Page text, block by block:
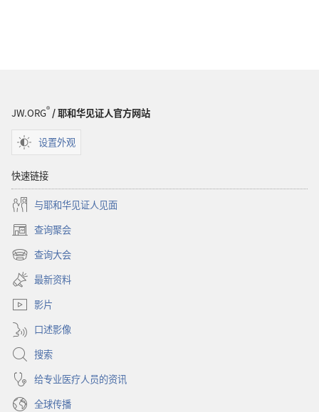
JW.ORG®/ 耶和华见证人官方网站
设置外观
快速链接
与耶和华见证人见面
查询聚会
（打
开
新
窗
口）
查询大会
（打
开
新
窗
最新资料
影片
口述影像
搜索
给专业医疗人员的资讯
全球传播